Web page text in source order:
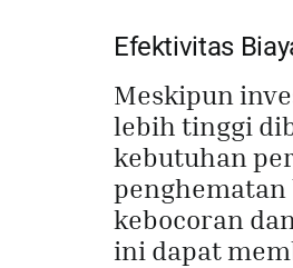
Efektivitas
Meskipun
lebih tinggi
kebutuhan
penghematan
kebocoran
ini dapat